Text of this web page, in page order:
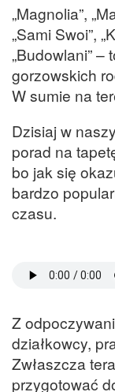
„Magnolia”,
„Sami Swoi”,
„Budowlani” –
gorzowskich
W sumie na
Dzisiaj w
porad na
bo jak się
bardzo
czasu.
Z
działkowcy,
Zwłaszcza
przygotować